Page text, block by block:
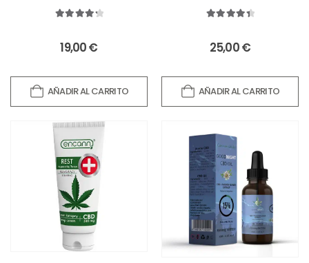
19,00€
AÑADIR AL CARRITO
25,00€
AÑADIR AL CARRITO